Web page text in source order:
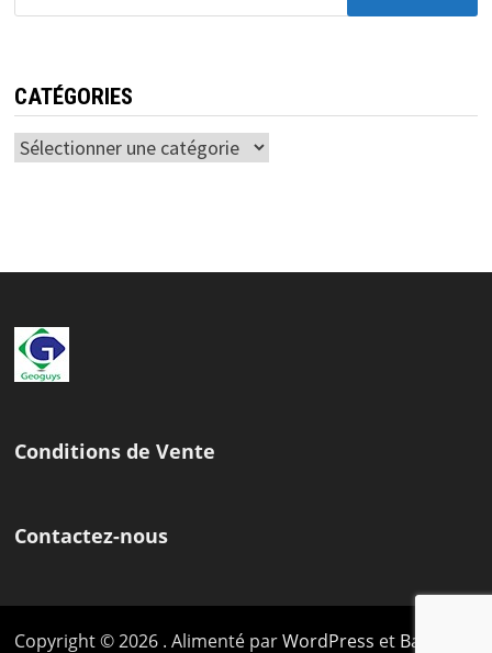
CATÉGORIES
Conditions de Vente
Contactez-nous
Copyright © 2026 . Alimenté parWordPress et Bam